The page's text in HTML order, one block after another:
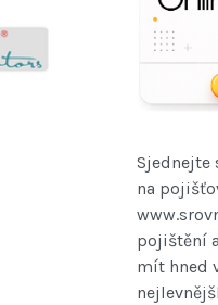
Sjednejte
na
pojištění
mít hned